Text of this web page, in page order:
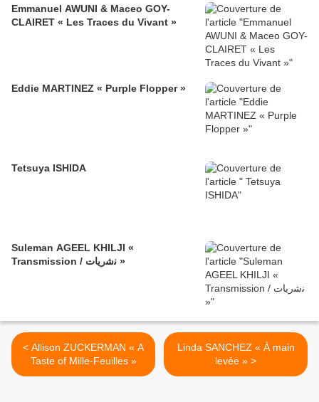
Emmanuel AWUNI & Maceo GOY-
CLAIRET « Les Traces du Vivant »
Eddie MARTINEZ « Purple Flopper »
Tetsuya ISHIDA
Suleman AGEEL KHILJI «
Transmission / ﻧﺷرﯾﺎت »
< Allison ZUCKERMAN « A
Taste of Mille-Feuilles »
Linda SANCHEZ « À main
levée » >